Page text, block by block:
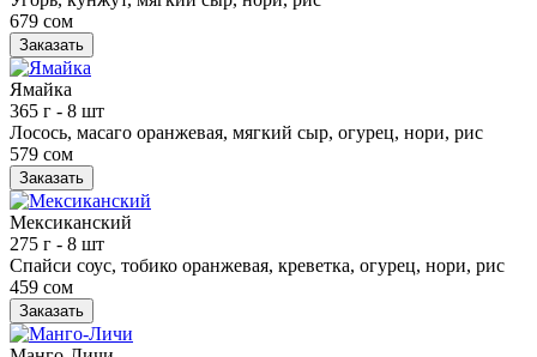
679 сом
Заказать
Ямайка
365 г - 8 шт
Лосось, масаго оранжевая, мягкий сыр, огурец, нори, рис
579 сом
Заказать
Мексиканский
275 г - 8 шт
Спайси соус, тобико оранжевая, креветка, огурец, нори, рис
459 сом
Заказать